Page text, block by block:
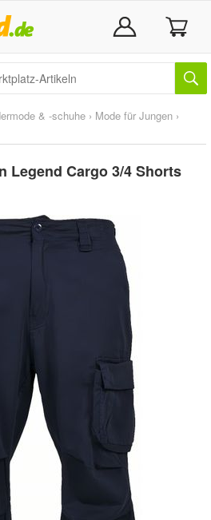
& -schuhe › Mode für Jungen ›
Legend Cargo 3/4 Shorts